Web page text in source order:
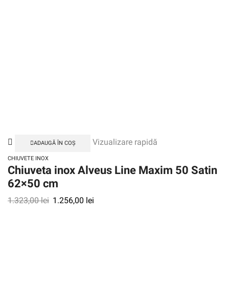
ADAUGĂ ÎN COȘ Vizualizare rapidă
CHIUVETE INOX
Chiuveta inox Alveus Line Maxim 50 Satin
62×50 cm
1.323,00lei 1.256,00 lei